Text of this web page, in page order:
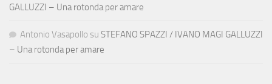
GALLUZZI – Una rotonda per amare
Antonio Vasapollo su STEFANO SPAZZI / IVANO MAGI GALLUZZI
– Una rotonda per amare